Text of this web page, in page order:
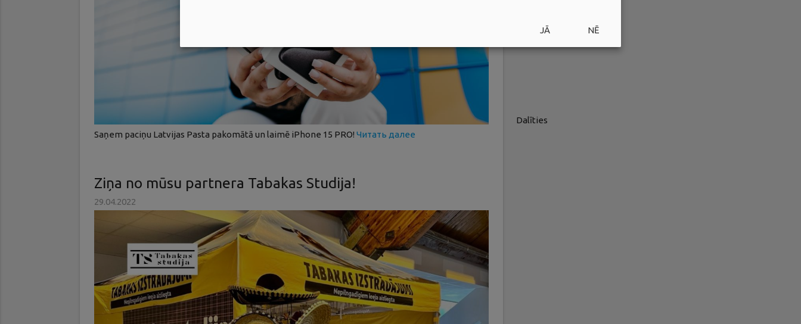
Saņem paciņu Latvijas Pasta pakomātā un laimē iPhone 15 PRO!Читать далее
Ziņa no mūsu partnera Tabakas Studija!
29.04.2022
Dalīties
JĀ NĒ